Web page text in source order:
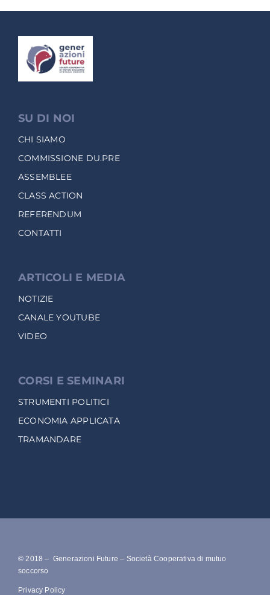
SU DI NOI
CHI SIAMO
COMMISSIONE DU.PRE
ASSEMBLEE
CLASS ACTION
REFERENDUM
CONTATTI
ARTICOLI E MEDIA
NOTIZIE
CANALE YOUTUBE
VIDEO
CORSI E SEMINARI
STRUMENTI POLITICI
ECONOMIA APPLICATA
TRAMANDARE
© 2018 – Generazioni Future – Società Cooperativa di mutuo
soccorso
Privacy Policy